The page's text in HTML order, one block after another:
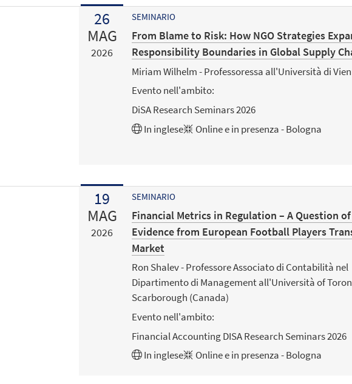
26
MAG
2026
SEMINARIO
From Blame to Risk: How NGO Strategies
Responsibility Boundaries in Global Supply
Miriam Wilhelm - Professoressa all'Università di
Evento nell'ambito:
DiSA Research Seminars 2026
In inglese Online e in presenza - Bologna
19
MAG
2026
SEMINARIO
Financial Metrics in Regulation – A Question
Evidence from European Football Players
Market
Ron Shalev - Professore Associato di Contabilità nel
Dipartimento di Management all'Università of
Scarborough (Canada)
Evento nell'ambito:
Financial Accounting DISA Research Seminars 2026
In inglese Online e in presenza - Bologna